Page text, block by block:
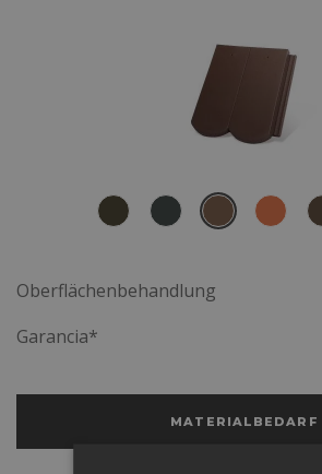
Oberflächenbehandlung
Garancia*
MATERIALBEDARF